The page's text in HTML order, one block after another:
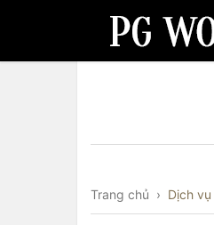
Trang chủ › Dịch